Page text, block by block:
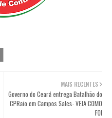
MAIS RECENTES
Governo do Ceará entrega Batalhão do
CPRaio em Campos Sales- VEJA COMO
FOI